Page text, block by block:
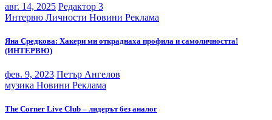
авг. 14, 2025 Редактор 3
Интервю Личности Новини Реклама
Яна Средкова: Хакери ми откраднаха профила и самоличността!
(ИНТЕРВЮ)
фев. 9, 2023 Петър Ангелов
музика Новини Реклама
The Corner Live Club – лидерът без аналог